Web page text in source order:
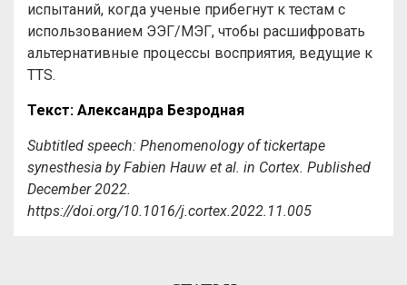
испытаний, когда ученые прибегнут к тестам с
использованием ЭЭГ/МЭГ, чтобы расшифровать
альтернативные процессы восприятия, ведущие к
TTS.
Текст: Александра Безродная
Subtitled speech: Phenomenology of tickertape
synesthesia by Fabien Hauw et al. in Cortex. Published
December 2022.
https://doi.org/10.1016/j.cortex.2022.11.005